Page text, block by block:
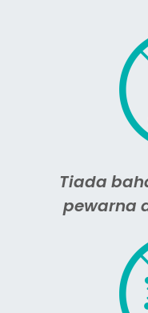
Tiada
pewarna